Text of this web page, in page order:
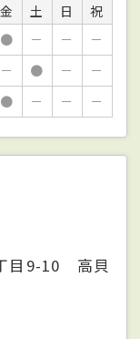
金 土 日
祝
● － －
－
－ ● －
－
● － － －
目9-10 高貝